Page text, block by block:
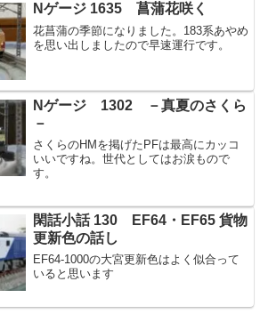
Nゲージ 1635 菖蒲花咲く
花菖蒲の季節になりました。183系あやめ
を思い出しましたので早速運行です。
Nゲージ 1302 －真夏のさくら
－
さくらのHMを掲げたPFは最高にカッコ
いいですね。世代としてはお涙もので
す。
閑話小話 130 EF64・EF65 貨物
更新色の話し
EF64-1000の大宮更新色はよく似合って
いると思います